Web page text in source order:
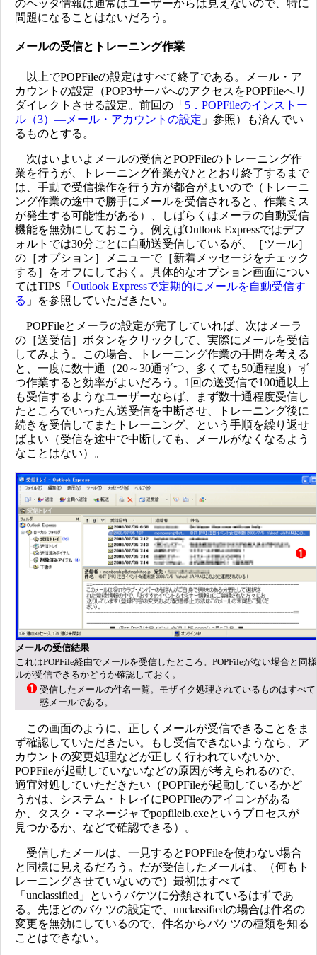
のヘッダ情報は通常はユーザーからは見えないので、特に
問題になることはないだろう。
メールの受信とトレーニング作業
以上でPOPFileの設定はすべて終了である。メール・ア
カウントの設定（POP3サーバへのアクセスをPOPFileへリ
ダイレクトさせる設定。前回の「 5．POPFileのインストー
ル（3）―メール・アカウントの設定 」参照）も済んでい
るものとする。
次はいよいよメールの受信とPOPFileのトレーニング作
業を行うが、トレーニング作業がひととおり終了するまで
は、手動で受信操作を行う方が都合がよいので（トレーニ
ング作業の途中で勝手にメールを受信されると、作業ミス
が発生する可能性がある）、しばらくはメーラの自動受信
機能を無効にしておこう。例えばOutlook Expressではデフ
ォルトでは30分ごとに自動送受信しているが、［ツール］
の［オプション］メニューで［新着メッセージをチェック
する］をオフにしておく。具体的なオプション画面につい
てはTIPS「 Outlook Expressで定期的にメールを自動受信す
る 」を参照していただきたい。
POPFileとメーラの設定が完了していれば、次はメーラ
の［送受信］ボタンをクリックして、実際にメールを受信
してみよう。この場合、トレーニング作業の手間を考える
と、一度に数十通（20～30通ずつ、多くても50通程度）ず
つ作業すると効率がよいだろう。1回の送受信で100通以上
も受信するようなユーザーならば、まず数十通程度受信し
たところでいったん送受信を中断させ、トレーニング後に
続きを受信してまたトレーニング、という手順を繰り返せ
ばよい（受信を途中で中断しても、メールがなくなるよう
なことはない）。
メールの受信結果
これはPOPFile経由でメールを受信したところ。POPFileがない場合と同
ルが受信できるかどうか確認しておく。
受信したメールの件名一覧。モザイク処理されているものはすべ
惑メールである。
この画面のように、正しくメールが受信できることをま
ず確認していただきたい。もし受信できないようなら、ア
カウントの変更処理などが正しく行われていないか、
POPFileが起動していないなどの原因が考えられるので、
適宜対処していただきたい（POPFileが起動しているかど
うかは、システム・トレイにPOPFileのアイコンがある
か、タスク・マネージャでpopfileib.exeというプロセスが
見つかるか、などで確認できる）。
受信したメールは、一見するとPOPFileを使わない場合
と同様に見えるだろう。だが受信したメールは、（何もト
レーニングさせていないので）最初はすべて
「unclassified」というバケツに分類されているはずであ
る。先ほどのバケツの設定で、unclassifiedの場合は件名の
変更を無効にしているので、件名からバケツの種類を知る
ことはできない。